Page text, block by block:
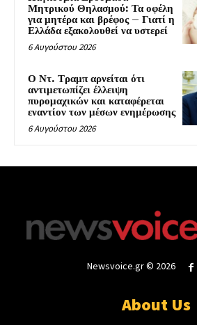
Μητρικού Θηλασμού: Τα οφέλη
για μητέρα και βρέφος – Γιατί η
Ελλάδα εξακολουθεί να υστερεί
6 Αυγούστου 2026
Ο Ντ. Τραμπ αρνείται ότι
αντιμετωπίζει έλλειψη
πυρομαχικών και καταφέρεται
εναντίον των μέσων ενημέρωσης
6 Αυγούστου 2026
Newsvoice.gr © 2026
About Us